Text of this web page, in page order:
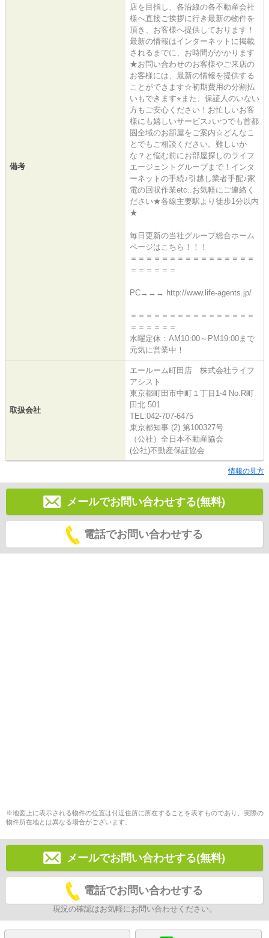
備考
店を目指し、各沿線の各不動産会社
様へ直接ご挨拶に行き最新の物件を
頂き、お客様へ提供しております！
最新の情報はインターネットに掲載
されるまでに、お時間がかかります
★お問い合わせのお客様やご来店の
お客様には、最新の情報を提供する
ことができます☆初期費用の分割払
いもできます⭐︎また、保証人のいない
方もご安心ください！お忙しいお客
様にも嬉しいサービス♪いつでも首都
圏全域のお部屋をご案内☆どんなこ
とでもご相談ください。難しいか
な？と悩む前にお部屋探しのライフ
エージェントグループまで！インタ
ーネットの手続♪引越し業者手配♪家
電の回収作業etc..お気軽にご連絡く
ださい★各線主要駅より徒歩1分以内
★
毎日更新の当社グループ総合ホーム
ページはこちら！！！
＝＝＝＝＝＝＝＝＝＝＝＝＝＝＝＝
＝＝＝＝＝＝
PC→→→ http://www.life-agents.jp/
＝＝＝＝＝＝＝＝＝＝＝＝＝＝＝＝
＝＝＝＝＝＝
水曜定休：AM10:00～PM19:00まで
元気に営業中！
取扱会社
エールーム町田店 株式会社ライフ
アシスト
東京都町田市中町１丁目1-4 No.R町
田北 501
TEL:042-707-6475
東京都知事 (2) 第100327号
（公社）全日本不動産協会
(公社)不動産保証協会
情報の見方
メールでお問い合わせする(無料)
電話でお問い合わせする
※地図上に表示される物件の位置は付近住所に所在することを表すものであり、実際の
物件所在地とは異なる場合がございます。
メールでお問い合わせする(無料)
電話でお問い合わせする
現況の確認はお気軽にお問い合わせください。